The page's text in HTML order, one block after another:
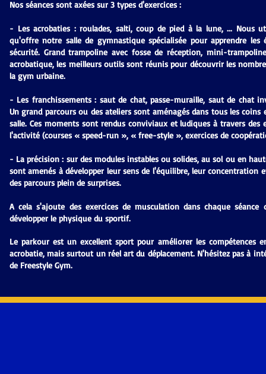
Nos séances sont axées sur 3 types d'exercices :
- Les acrobaties : roulades, salti, coup de pied à la lune, ... Nous
qu'offre notre salle de gymnastique spécialisée pour apprendre les
sécurité. Grand trampoline avec fosse de réception, mini-
acrobatique, les meilleurs outils sont réunis pour découvrir les
la gym urbaine.
- Les franchissements : saut de chat, passe-muraille, saut de chat
Un grand parcours ou des ateliers sont aménagés dans tous les coins
salle. Ces moments sont rendus conviviaux et ludiques à travers des
l'activité (courses « speed-run », « free-style », exercices de
- La précision : sur des modules instables ou solides, au sol ou en
sont amenés à développer leur sens de l'équilibre, leur concentration
des parcours plein de surprises.
A cela s'ajoute des exercices de musculation dans chaque
développer le physique du sportif.
Le parkour est un excellent sport pour améliorer les compétences
acrobatie, mais surtout un réel art du déplacement. N'hésitez pas à
de Freestyle Gym.